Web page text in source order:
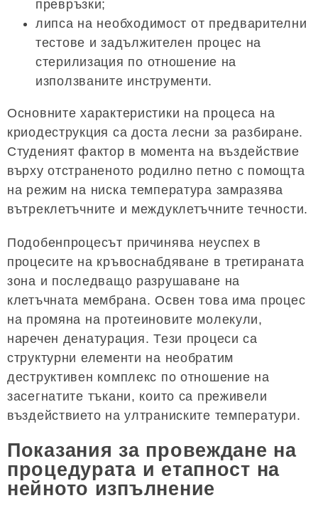
превръзки;
липса на необходимост от предварителни
тестове и задължителен процес на
стерилизация по отношение на
използваните инструменти.
Основните характеристики на процеса на
криодеструкция са доста лесни за разбиране.
Студеният фактор в момента на въздействие
върху отстраненото родилно петно ​​с помощта
на режим на ниска температура замразява
вътреклетъчните и междуклетъчните течности.
Подобенпроцесът причинява неуспех в
процесите на кръвоснабдяване в третираната
зона и последващо разрушаване на
клетъчната мембрана. Освен това има процес
на промяна на протеиновите молекули,
наречен денатурация. Тези процеси са
структурни елементи на необратим
деструктивен комплекс по отношение на
засегнатите тъкани, които са преживели
въздействието на ултраниските температури.
Показания за провеждане на
процедурата и етапност на
нейното изпълнение